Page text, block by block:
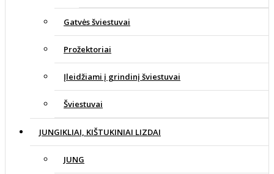
Gatvės šviestuvai
Prožektoriai
Įleidžiami į grindinį šviestuvai
Šviestuvai
JUNGIKLIAI, KIŠTUKINIAI LIZDAI
JUNG